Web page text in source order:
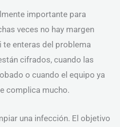
importante para
veces no hay margen
te enteras del problema
cifrados, cuando las
o cuando el equipo ya
complica mucho.
una infección. El objetivo